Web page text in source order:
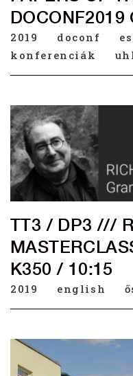
DOCONF2019
2019 doconf
konferenciák
TT3 / DP3 ///
K350 / 10:15
2019 english